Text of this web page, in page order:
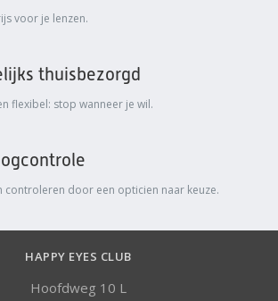
voor je lenzen.
thuisbezorgd
flexibel: stop wanneer je wil.
controleren door een opticien naar keuze.
HAPPY EYES CLUB
Hoofdweg 10 L